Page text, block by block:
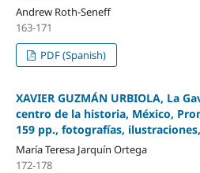
Andrew Roth-Seneff
163-171
PDF (Spanish)
XAVIER GUZMÁN URBIOLA, La
centro de la historia, México,
159 pp., fotografías,
María Teresa Jarquín Ortega
172-178